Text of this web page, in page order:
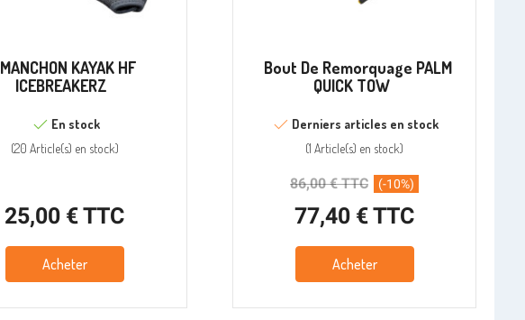
MANCHON KAYAK HF
ICEBREAKERZ
En stock
(20 Article(s) en stock)
25,00 € TTC
Acheter
Bout De Remorquage PALM
QUICK TOW
Derniers articles en stock
(1 Article(s) en stock)
86,00 € TTC (-10%)
77,40 € TTC
Acheter